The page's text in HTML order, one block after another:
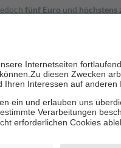
fünf Euro und höchstens
Familie zu unterstützen,